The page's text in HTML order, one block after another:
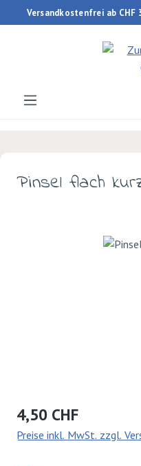
Zum Hauptinhalt springen
Versandkostenfrei ab CHF
Pinsel flach
Bildergalerie überspringen
Regulärer Preis:
4,50 CHF
Preise inkl. MwSt. zzgl.